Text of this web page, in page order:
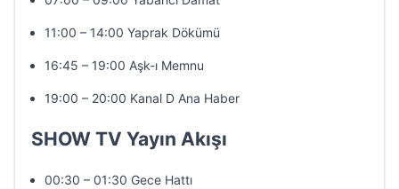
11:00 – 14:00 Yaprak Dökümü
16:45 – 19:00 Aşk-ı Memnu
19:00 – 20:00 Kanal D Ana Haber
SHOW TV Yayın Akışı
00:30 – 01:30 Gece Hattı